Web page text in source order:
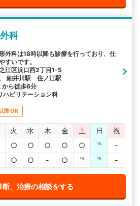
科
外科は18時以降も診療を行っており、仕
すいです。
江区浜口西2丁目1-5
細井川駅 住ノ江駅
から徒歩6分
ハビリテーション科
降OK
火 水 木 金 土 日
祝
○ ○ ○ ○ ○ ℡
-
○ ○ - ○ ℡ ℡ -
断、治療の相談をする